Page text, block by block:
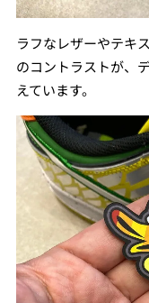
ラフなレザーやテキ
のコントラストが、
えています。